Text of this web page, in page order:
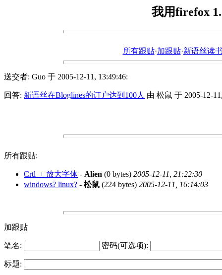
我用firefox
所有跟贴·加跟贴·新语丝读
送交者: Guo 于 2005-12-11, 13:49:46:
回答: 新语丝在Bloglines的订户达到100人 由 松鼠 于 2005-12-
所有跟贴:
Crtl_+ 放大字体 - Alien (0 bytes) 2005-12-11, 21:22:30
windows? linux? - 松鼠 (224 bytes) 2005-12-11, 16:14:03
加跟贴
笔名: 密码(可选项):
标题: